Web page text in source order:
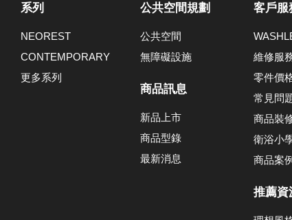
系列
NEOREST
CONTEMPORARY
更多系列
公共空間規劃
公共空間
無障礙設施
商品訊息
新品上市
商品型錄
最新消息
客戶服
維修服
零件價
常見問
商品裝
衛浴小
商品案
推薦資